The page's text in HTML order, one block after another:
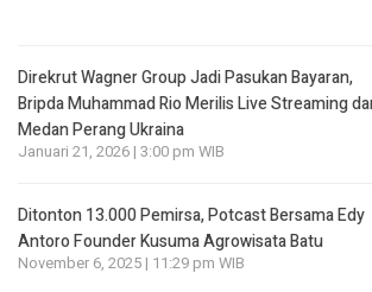
Direkrut Wagner Group Jadi Pasukan Bayaran,
Bripda Muhammad Rio Merilis Live Streaming
Medan Perang Ukraina
Januari 21, 2026 | 3:00 pm WIB
Ditonton 13.000 Pemirsa, Potcast Bersama Edy
Antoro Founder Kusuma Agrowisata Batu
November 6, 2025 | 11:29 pm WIB